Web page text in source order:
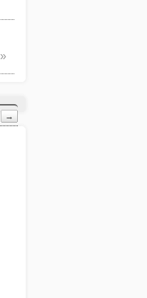
»
→